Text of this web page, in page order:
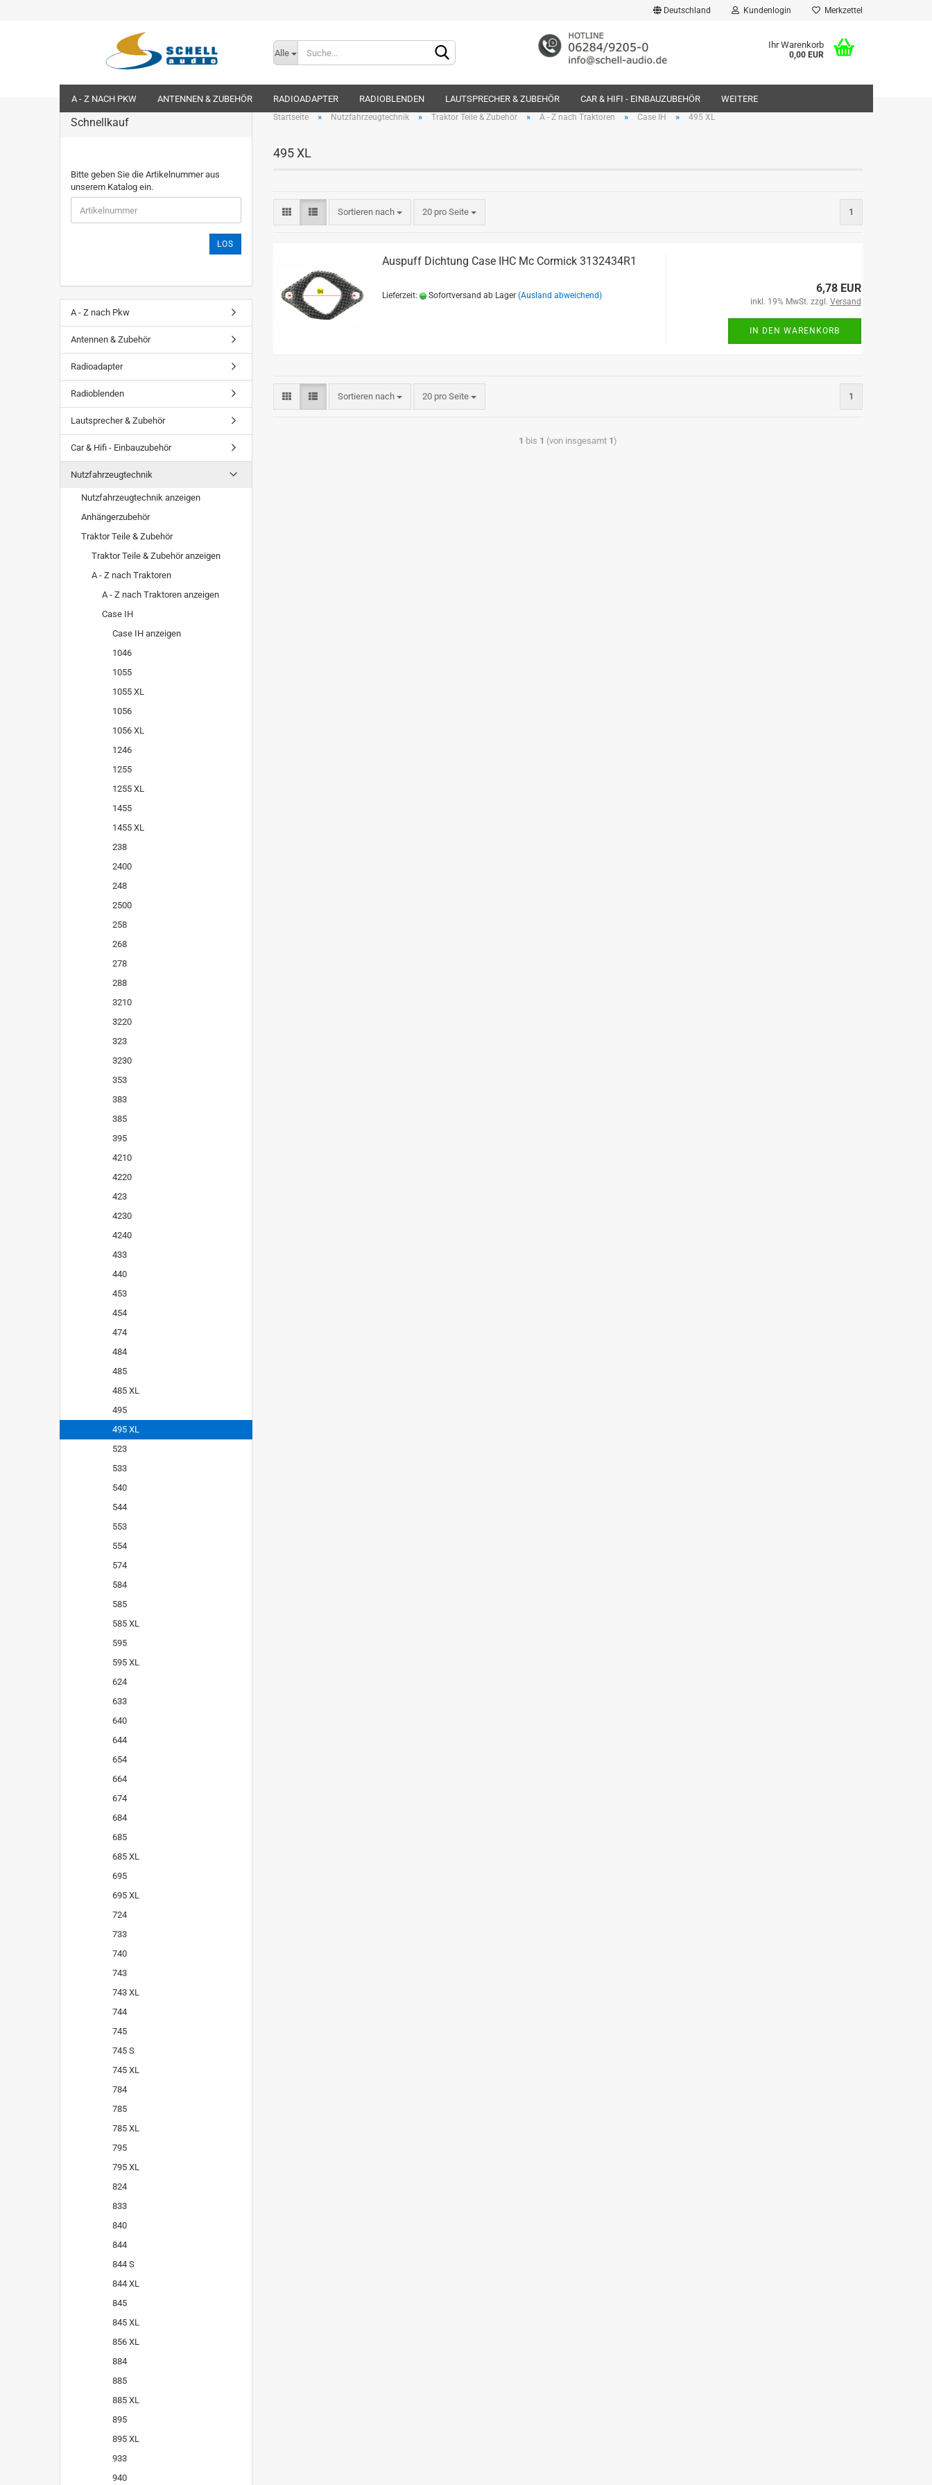
Deutschland
Lieferland
Kundenlogin Merkzettel
Alle
Ihr Warenkorb
0,00 EUR
A - Z NACH PKW ANTENNEN & ZUBEHÖR RADIOADAPTER RADIOBLENDEN LAUTSPRECHER & ZUBEHÖR CAR & HIFI - EINBAUZUBEHÖR WEITERE
Startseite » Nutzfahrzeugtechnik » Traktor Teile & Zubehör » A - Z nach Traktoren » Case IH » 495 XL
495 XL
Sortieren nach 20 pro Seite 1
Auspuff Dichtung Case IHC Mc Cormick 3132434R1
Lieferzeit: Sofortversand ab Lager (Ausland abweichend)
6,78 EUR
inkl. 19% MwSt. zzgl. Versand
IN DEN WARENKORB
Sortieren nach 20 pro Seite 1
1 bis 1 (von insgesamt 1)
Schnellkauf
Bitte geben Sie die Artikelnummer aus
unserem Katalog ein.
LOS
A - Z nach Pkw
Antennen & Zubehör
Radioadapter
Radioblenden
Lautsprecher & Zubehör
Car & Hifi - Einbauzubehör
Nutzfahrzeugtechnik
Nutzfahrzeugtechnik anzeigen
Anhängerzubehör
Traktor Teile & Zubehör
Traktor Teile & Zubehör anzeigen
A - Z nach Traktoren
A - Z nach Traktoren anzeigen
Case IH
Case IH anzeigen
1046
1055
1055 XL
1056
1056 XL
1246
1255
1255 XL
1455
1455 XL
238
2400
248
2500
258
268
278
288
3210
3220
323
3230
353
383
385
395
4210
4220
423
4230
4240
433
440
453
454
474
484
485
485 XL
495
495 XL
523
533
540
544
553
554
574
584
585
585 XL
595
595 XL
624
633
640
644
654
664
674
684
685
685 XL
695
695 XL
724
733
740
743
743 XL
744
745
745 S
745 XL
784
785
785 XL
795
795 XL
824
833
840
844
844 S
844 XL
845
845 XL
856 XL
884
885
885 XL
895
895 XL
933
940